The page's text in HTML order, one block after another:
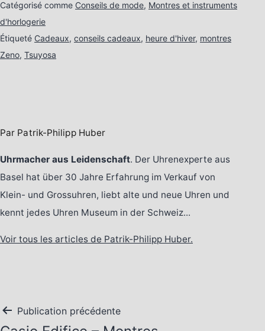
Catégorisé comme Conseils de mode, Montres et instruments
d'horlogerie
Étiqueté Cadeaux, conseils cadeaux, heure d'hiver, montres
Zeno, Tsuyosa
Par Patrik-Philipp Huber
Uhrmacher aus Leidenschaft. Der Uhrenexperte aus
Basel hat über 30 Jahre Erfahrung im Verkauf von
Klein- und Grossuhren, liebt alte und neue Uhren und
kennt jedes Uhren Museum in der Schweiz...
Voir tous les articles de Patrik-Philipp Huber.
Navigation
Publication précédente